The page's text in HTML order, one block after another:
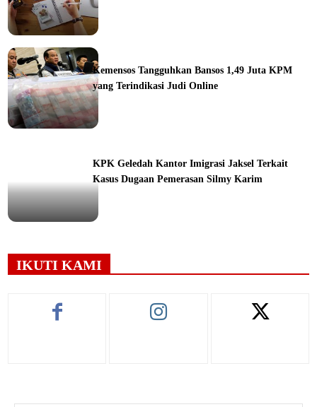
Kemensos Tangguhkan Bansos 1,49 Juta KPM
yang Terindikasi Judi Online
KPK Geledah Kantor Imigrasi Jaksel Terkait
Kasus Dugaan Pemerasan Silmy Karim
IKUTI KAMI